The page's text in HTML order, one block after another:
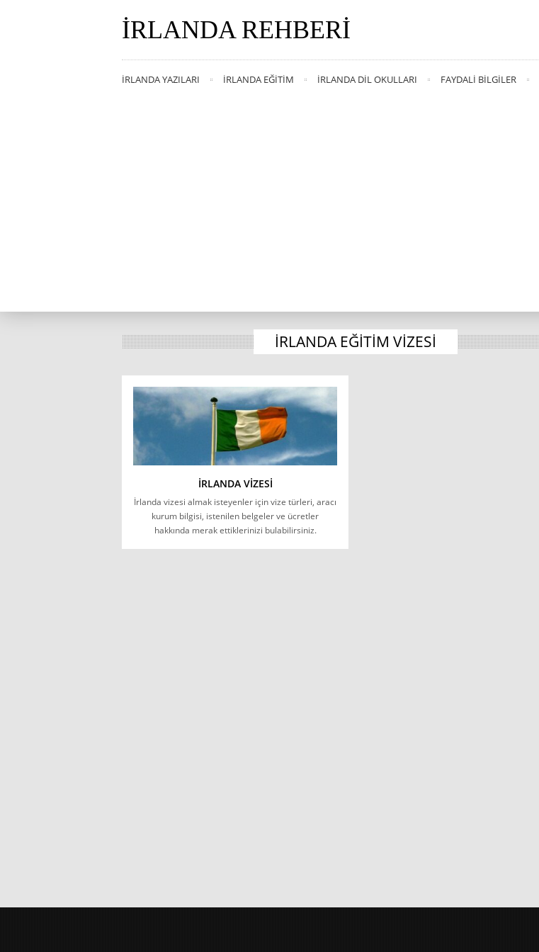
İRLANDA REHBERI
İRLANDA YAZILARI İRLANDA EĞITIM İRLANDA DIL OKULLARI FAYDALI BILGILER
IRLANDA EĞITIM VIZESI
İRLANDA VIZESI
İrlanda vizesi almak isteyenler için vize türleri, aracı
kurum bilgisi, istenilen belgeler ve ücretler
hakkında merak ettiklerinizi bulabilirsiniz.